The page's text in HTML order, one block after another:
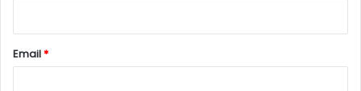
*
Email*